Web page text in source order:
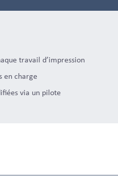
travail d’impression
en charge
via un pilote